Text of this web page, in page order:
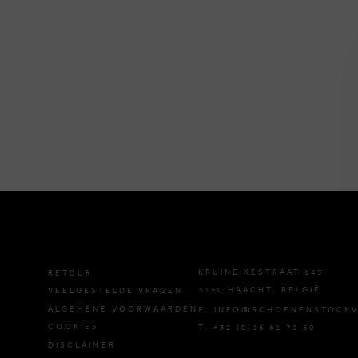
RETOUR
VEELGESTELDE VRAGEN
ALGEMENE VOORWAARDEN
COOKIES
DISCLAIMER
KRUINEIKESTRAAT 145
3150 HAACHT, BELGIË
E.
T. +32 (0)16 61 71 60